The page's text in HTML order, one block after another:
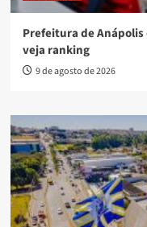
Prefeitura de
veja ranking
9 de agosto de 2026